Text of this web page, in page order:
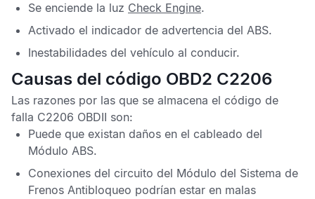
Se enciende la luz Check Engine.
Activado el indicador de advertencia del ABS.
Inestabilidades del vehículo al conducir.
Causas del código OBD2 C2206
Las razones por las que se almacena el código de
falla C2206 OBDII son:
Puede que existan daños en el cableado del
Módulo ABS.
Conexiones del circuito del Módulo del Sistema de
Frenos Antibloqueo podrían estar en malas